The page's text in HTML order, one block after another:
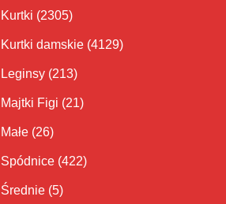
Kurtki (2305)
Kurtki damskie (4129)
Leginsy (213)
Majtki Figi (21)
Małe (26)
Spódnice (422)
Średnie (5)